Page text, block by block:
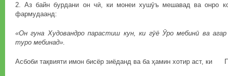
2. Аз байн бурдани он чӣ, ки монеи хушӯъ мешавад ва онро
фармудаанд:
«Он гуна Худовандро парастиш кун, ки гӯё Ӯро мебинӣ ва
туро мебинад».
Асбоби тақвияти имон бисёр зиёданд ва ба ҳамин хотир аст, ки